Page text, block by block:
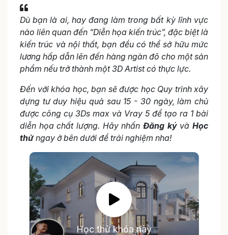
Dù bạn là ai, hay đang làm trong bất kỳ lĩnh vực
nào liên quan đến “Diễn họa kiến trúc”, đặc biệt là
kiến trúc và nội thất, bạn đều có thể sở hữu mức
lương hấp dẫn lên đến hàng ngàn đô cho một sản
phẩm nếu trở thành một 3D Artist có thực lực.
Đến với khóa học, bạn sẽ được học Quy trình xây
dựng tư duy hiệu quả sau 15 - 30 ngày, làm chủ
được công cụ 3Ds max và Vray 5 để tạo ra 1 bài
diễn họa chất lượng. Hãy nhấn Đăng kývàHọc
thửngay ở bên dưới để trải nghiệm nha!
Học thử khóa này